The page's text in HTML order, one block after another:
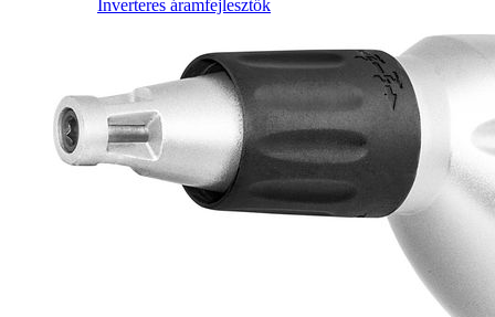
Inverteres áramfejlesztők